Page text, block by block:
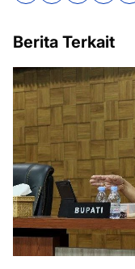
Berita Terkait